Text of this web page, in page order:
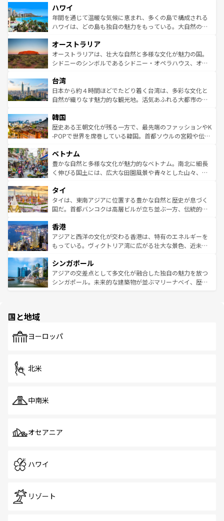
ば市内交通費無料で観光を楽しむこともできる。 なお、新
着のスイス情報はコンテンツ一覧 を参照してほしい。
のような巨大都市は、観光、ショッピング、エンターテイ
ンメントが詰まった刺激的なスポットだ。一方、アメリカ
西部には大自然が広がり、グランドキャニオンやイエロー
部のニューオーリンズでは、音楽と美食が融合した独特の
文化が魅力。旅行者はアメリカの各地域で異なる魅力を楽
しみながら、その多様性と豊かな歴史を感じることができ
ならではの贅沢な旅のスタイルだ。 なお、新着のアメリカ
情報はコンテンツ一覧を参照してほしい。
ハワイ
年間を通じて温暖な気候に恵まれ、多くの島で構成される
ハワイは、どの島も独自の魅力をもっている。大自然の神
ワイ島は見逃せない。また、定番の観光地といえばオアフ
島だが、静かな自然を求めるならマウイ島やカウアイ島が
おすすめ。エメラルドグリーンに輝く海をはじめ、豊かな
れるおもてなしの心で訪れる人々を迎えてくれるハワイの
人々、おいしいローカルフードやハワイアンミュージッ
ク、伝統的なフラダンスなど、すべてがハワイの魅力を彩
ワイを、存分に味わってほしい。 なお、新着のハワイ情報
はコンテンツ一覧を参照してほしい。
オーストラリア
オーストラリアは、壮大な自然と多様な文化が魅力の国。
シドニーのシンボルであるシドニー・オペラハウス、オー
リアリーフや大陸中央部にそびえるウルル（エアーズロッ
ク）、タスマニアの美しい原生林やケアンズの熱帯雨林な
ど、見どころがたくさん。また、カフェやワイン、オージ
いる。アクティビティも充実しており、サーフィンやダイ
ビング、ハイキングなど、アウトドア好きにはたまらな
い。オーストラリアの多彩な魅力を存分に味わいつくそ
参照してほしい。
台湾
日本から約４時間ほどでたどり着く台湾は、多彩な文化と
自然が織りなす魅力的な観光地。活気あふれる大都市の台
ン）、静ひつな山岳地帯である台湾東部など、都市の喧騒
と山間の静けさが共存しており、訪れる人に新しい発見と
驚きをもたらしてくれる。また、奥深い台湾の食文化も魅
容にもいいと評判のスイーツなど、バラエティ豊かな料理
が味わえる。 なお、新着の台湾情報は コンテンツ一覧を参
照してほしい。
韓国
歴史ある王朝文化が残る一方で、最先端のファッションやK
-POPで世界を席巻している韓国。首都ソウルの宮殿や伝統
き、地方に足を延ばせば四季折々の自然美を楽しむことが
できる。そして、キムチや焼肉、絶品のストリートフード
まで、さまざまな韓国料理が待っている。夜には、韓国な
リティに包まれながら、韓国の多彩な魅力を心ゆくまで味
わってみてほしい。 なお、新着の韓国情報はコンテンツ一
覧を参照してほしい。
ベトナム
豊かな自然と多様な文化が魅力的なベトナム。南北に細長
く伸びる国土には、広大な田園風景や青々とした山々、世
急速な発展と共に伝統が息づく。ハノイの古い町並みやホ
ーチミン市のフランス統治時代の建物も、独特の雰囲気を
醸し出している。また、バラエティの豊かさとおいしさで
とつ。フォーやバインミー、ベトナムコーヒーなどは、ぜ
ひ現地で味わいたい。どの地域を訪れてもあたたかい人々
が旅行者を迎えてくれるので、きっと忘れられない旅にな
参照してほしい。
タイ
タイは、東南アジアに位置する豊かな自然と歴史が息づく
国だ。首都バンコクは高層ビルが立ち並ぶ一方、伝統的な
の活気が交差している。北部ではチェンマイなどの山岳地
帯で自然と触れ合い、南部ではプーケットやクラビの美し
いビーチでリゾート気分を楽しむことができる。タイ料理
激する。気候は一年中温暖で、どの季節にも異なる楽しみ
が待っている。親しみやすいタイの人々、仏教を中心とし
た文化、そして多様な観光資源が、訪れる旅人を魅了し続
香港
アジアと西洋の文化が交わる香港は、特有のエネルギーを
もっている。ヴィクトリア湾に広がる壮大な景色、近未来
み、どこを訪れても感動するはず。観光スポットが密集し
ており、効率よく見どころを回れるのも魅力。息をのむよ
うな絶景から文化的な体験まで、香港を存分に楽しみ尽く
シンガポール
アジアの交差点として多文化が融合した独自の魅力を放つ
シンガポール。未来的な建築物が並ぶマリーナベイ、歴史
で、ホーカーズは地元の風情を楽しめる外せないスポット
国と地域
ヨーロッパ
北米
中南米
オセアニア
ハワイ
リゾート